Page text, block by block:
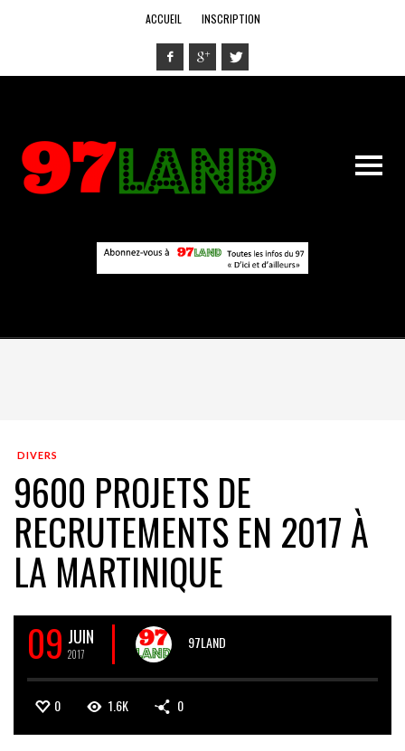
ACCUEIL INSCRIPTION
DIVERS
9600 PROJETS DE
RECRUTEMENTS EN 2017 À
LA MARTINIQUE
09 JUIN
2017
97LAND
0 1.6K 0